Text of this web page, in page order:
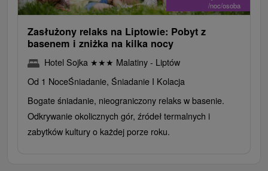
/noc/osoba
Zasłużony relaks na Liptowie: Pobyt z
basenem i zniżka na kilka nocy
Hotel Sojka ★★★ Malatiny - Liptów
Od 1 NoceŚniadanie, Śniadanie I Kolacja
Bogate śniadanie, nieograniczony relaks w basenie.
Odkrywanie okolicznych gór, źródeł termalnych i
zabytków kultury o każdej porze roku.